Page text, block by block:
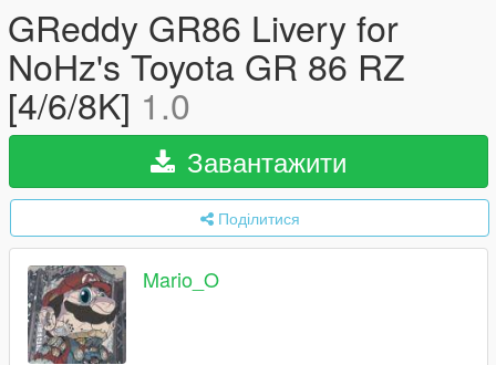
GReddy GR86 Livery for
NoHz's Toyota GR 86 RZ
[4/6/8K] 1.0
Завантажити
Поділитися
Mario_O